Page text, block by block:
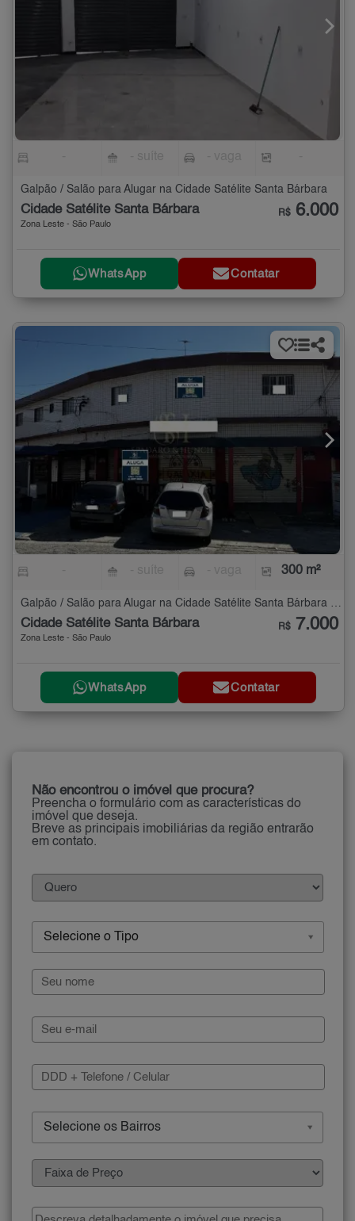
Galpão / Salão para Alugar na Cidade Satélite Santa Bárbara
Cidade Satélite Santa Bárbara
Zona Leste - São Paulo
R$ 6.000
WhatsApp Contatar
300 m²
Galpão / Salão para Alugar na Cidade Satélite Santa Bárbara - 300 m²
Cidade Satélite Santa Bárbara
Zona Leste - São Paulo
R$ 7.000
WhatsApp Contatar
Não encontrou o imóvel que procura?
Preencha o formulário com as características do
imóvel que deseja.
Breve as principais imobiliárias da região entrarão
em contato.
Selecione o Tipo
Selecione os Bairros